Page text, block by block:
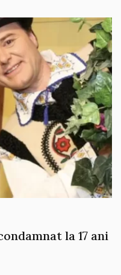
la 17 ani